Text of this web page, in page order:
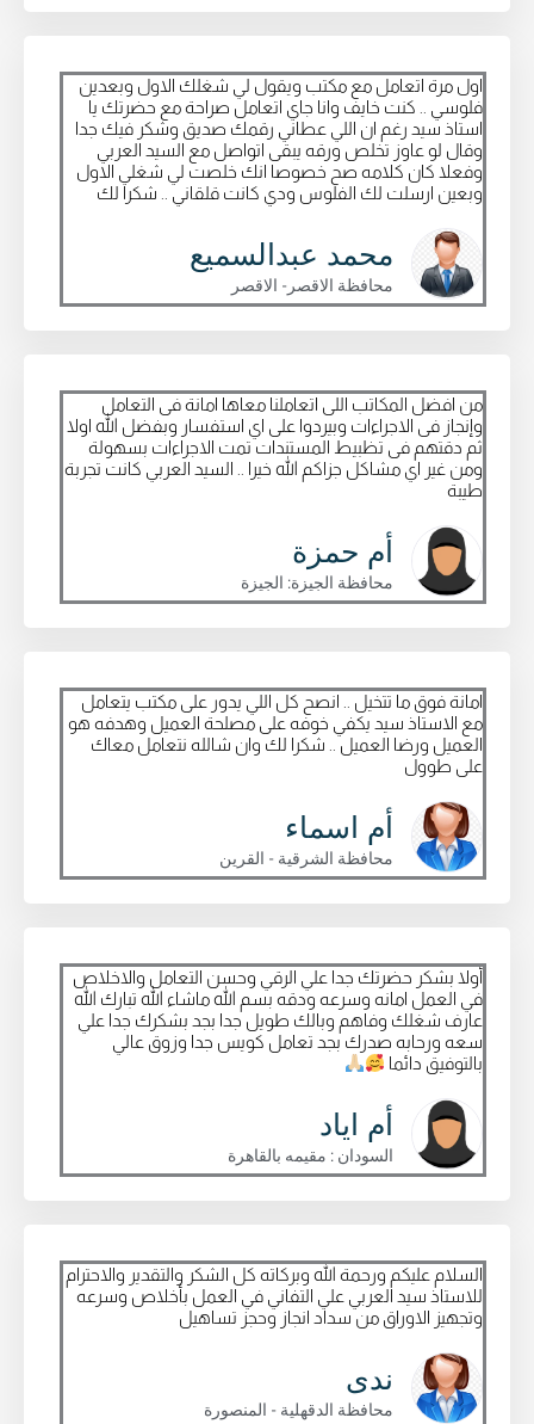
اول مرة اتعامل مع مكتب ويقول لي شغلك الاول وبعدين
فلوسي .. كنت خايف وانا جاي اتعامل صراحة مع حضرتك يا
استاذ سيد رغم ان اللي عطاني رقمك صديق وشكر فيك جدا
وقال لو عاوز تخلص ورقه يبقى اتواصل مع السيد العربي
وفعلا كان كلامه صح خصوصا انك خلصت لي شغلي الاول
وبعين ارسلت لك الفلوس ودي كانت قلقاني .. شكرا لك
محمد عبدالسميع
محافظة الاقصر- الاقصر
من افضل المكاتب اللى اتعاملنا معاها امانة فى التعامل
وإنجاز فى الاجراءات وبيردوا على اي استفسار وبفضل الله اولا
ثم دقتهم فى تظبيط المستندات تمت الاجراءات بسهولة
ومن غير اي مشاكل جزاكم الله خيرا .. السيد العربي كانت تجربة
طيبة
أم حمزة
محافظة الجيزة: الجيزة
امانة فوق ما تتخيل .. انصح كل اللي يدور على مكتب يتعامل
مع الاستاذ سيد يكفي خوفه على مصلحة العميل وهدفه هو
العميل ورضا العميل .. شكرا لك وان شالله نتعامل معاك
على طوول
أم اسماء
محافظة الشرقية - القرين
أولا بشكر حضرتك جدا علي الرقي وحسن التعامل والاخلاص
في العمل امانه وسرعه ودقه بسم الله ماشاء الله تبارك الله
عارف شغلك وفاهم وبالك طويل جدا بجد بشكرك جدا علي
سعه ورحابه صدرك بجد تعامل كويس جدا وزوق عالي
بالتوفيق دائما
أم اياد
السودان : مقيمه بالقاهرة
السلام عليكم ورحمة الله وبركاته كل الشكر والتقدير والاحترام
للاستاذ سيد العربي علي التفاني في العمل بأخلاص وسرعه
وتجهيز الاوراق من سداد انجاز وحجز تساهيل
ندى
محافظة الدقهلية - المنصورة